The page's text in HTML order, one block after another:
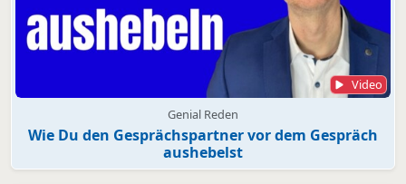
Video
Genial Reden
Wie Du den Gesprächspartner vor dem Gespräch
aushebelst